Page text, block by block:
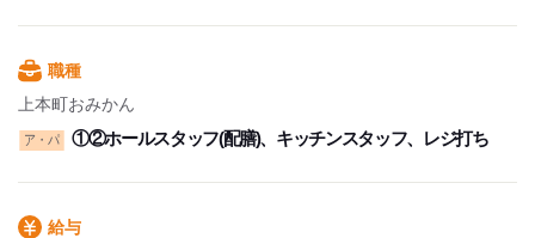
職種
上本町おみかん
ア・パ ①②ホールスタッフ(配膳)、キッチンスタッフ、レジ打ち
給与